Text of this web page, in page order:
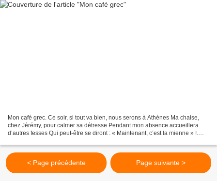
Mon café grec. Ce soir, si tout va bien, nous serons à Athènes Ma chaise,
chez Jérémy, pour calmer sa détresse Pendant mon absence accueillera
d’autres fesses Qui peut-être se diront : « Maintenant, c’est la mienne » !.
< Page précédente Page suivante >